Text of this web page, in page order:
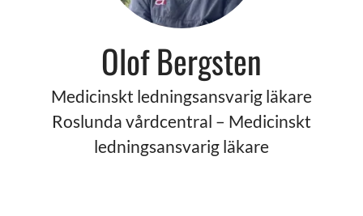
Olof Bergsten
Medicinskt ledningsansvarig läkare
Roslunda vårdcentral – Medicinskt
ledningsansvarig läkare